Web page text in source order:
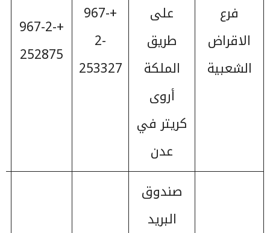
فرع
الاقراض
الشعبية
على
طريق
الملكة
أروى
كريتر في
عدن
+967-
2-
253327
+967-2-
252875
صندوق
البريد